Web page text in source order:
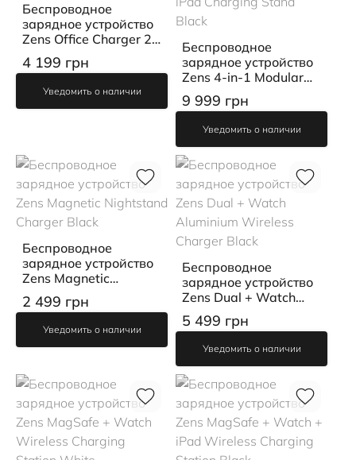
Беспроводное
зарядное устройство
Zens Office Charger 2
Wireless Black
4 199 грн
Уведомить о наличии
Беспроводное
зарядное устройство
Zens 4-in-1 Modular
Wireless Charger with
iPad Charging Stand
Black
9 999 грн
Уведомить о наличии
Беспроводное
зарядное устройство
Zens Magnetic
Nightstand Charger
Black
2 499 грн
Уведомить о наличии
Беспроводное
зарядное устройство
Zens Dual + Watch
Aluminium Wireless
Charger Black
5 499 грн
Уведомить о наличии